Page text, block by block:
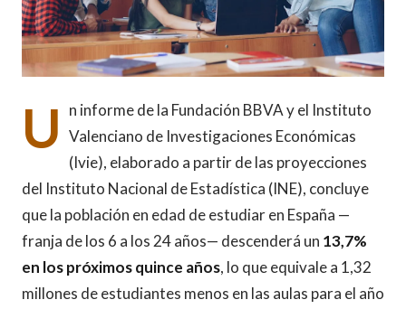
U
n informe de la Fundación BBVA y el Instituto
Valenciano de Investigaciones Económicas
(Ivie), elaborado a partir de las proyecciones
del Instituto Nacional de Estadística (INE), concluye
que la población en edad de estudiar en España —
franja de los 6 a los 24 años— descenderá un 13,7%
en los próximos quince años, lo que equivale a 1,32
millones de estudiantes menos en las aulas para el año